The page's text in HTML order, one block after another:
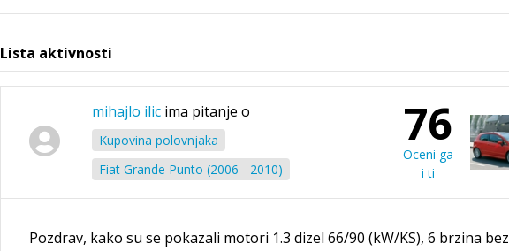
Lista aktivnosti
mihajlo ilic ima pitanje o
Kupovina polovnjaka
Fiat Grande Punto (2006 - 2010)
76
Oceni ga
i ti
Pozdrav, kako su se pokazali motori 1.3 dizel 66/90 (kW/KS), 6 brzina bez